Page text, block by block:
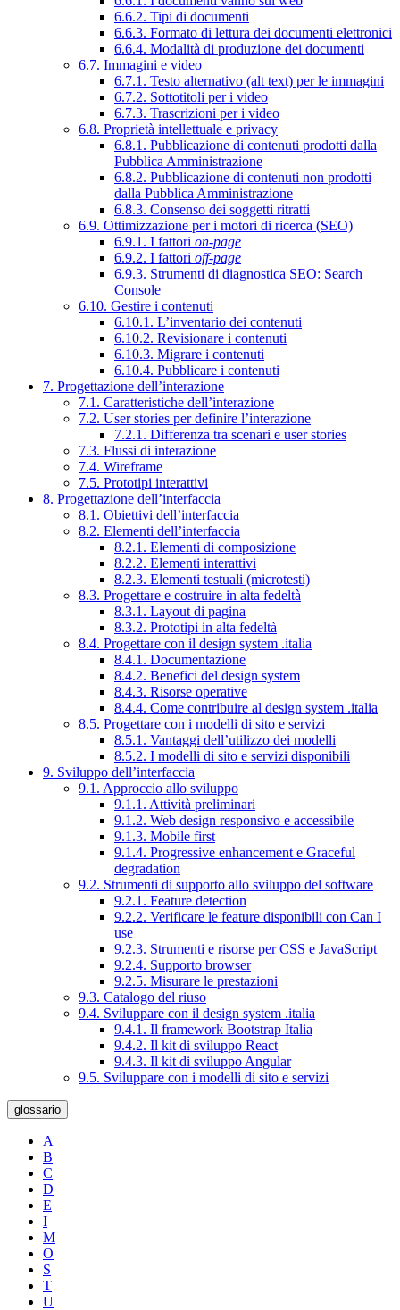
6.6.2. Tipi di documenti
6.6.3. Formato di lettura dei documenti elettronici
6.6.4. Modalità di produzione dei documenti
6.7. Immagini e video
6.7.1. Testo alternativo (alt text) per le immagini
6.7.2. Sottotitoli per i video
6.7.3. Trascrizioni per i video
6.8. Proprietà intellettuale e privacy
6.8.1. Pubblicazione di contenuti prodotti dalla
Pubblica Amministrazione
6.8.2. Pubblicazione di contenuti non prodotti
dalla Pubblica Amministrazione
6.8.3. Consenso dei soggetti ritratti
6.9. Ottimizzazione per i motori di ricerca (SEO)
6.9.1. I fattori on-page
6.9.2. I fattori off-page
6.9.3. Strumenti di diagnostica SEO: Search
Console
6.10. Gestire i contenuti
6.10.1. L’inventario dei contenuti
6.10.2. Revisionare i contenuti
6.10.3. Migrare i contenuti
6.10.4. Pubblicare i contenuti
7. Progettazione dell’interazione
7.1. Caratteristiche dell’interazione
7.2. User stories per definire l’interazione
7.2.1. Differenza tra scenari e user stories
7.3. Flussi di interazione
7.4. Wireframe
7.5. Prototipi interattivi
8. Progettazione dell’interfaccia
8.1. Obiettivi dell’interfaccia
8.2. Elementi dell’interfaccia
8.2.1. Elementi di composizione
8.2.2. Elementi interattivi
8.2.3. Elementi testuali (microtesti)
8.3. Progettare e costruire in alta fedeltà
8.3.1. Layout di pagina
8.3.2. Prototipi in alta fedeltà
8.4. Progettare con il design system .italia
8.4.1. Documentazione
8.4.2. Benefici del design system
8.4.3. Risorse operative
8.4.4. Come contribuire al design system .italia
8.5. Progettare con i modelli di sito e servizi
8.5.1. Vantaggi dell’utilizzo dei modelli
8.5.2. I modelli di sito e servizi disponibili
9. Sviluppo dell’interfaccia
9.1. Approccio allo sviluppo
9.1.1. Attività preliminari
9.1.2. Web design responsivo e accessibile
9.1.3. Mobile first
9.1.4. Progressive enhancement e Graceful
degradation
9.2. Strumenti di supporto allo sviluppo del software
9.2.1. Feature detection
9.2.2. Verificare le feature disponibili con Can I
use
9.2.3. Strumenti e risorse per CSS e JavaScript
9.2.4. Supporto browser
9.2.5. Misurare le prestazioni
9.3. Catalogo del riuso
9.4. Sviluppare con il design system .italia
9.4.1. Il framework Bootstrap Italia
9.4.2. Il kit di sviluppo React
9.4.3. Il kit di sviluppo Angular
9.5. Sviluppare con i modelli di sito e servizi
glossario
A
B
C
D
E
I
M
O
S
T
U